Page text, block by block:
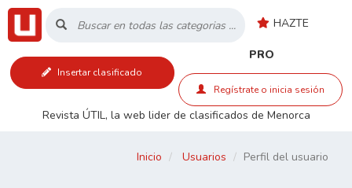
HAZTE
PRO
Insertar clasificado
Regístrate o inicia sesión
Revista ÚTIL, la web lider de clasificados de Menorca
Inicio
Inicio Usuarios Perfil del usuario